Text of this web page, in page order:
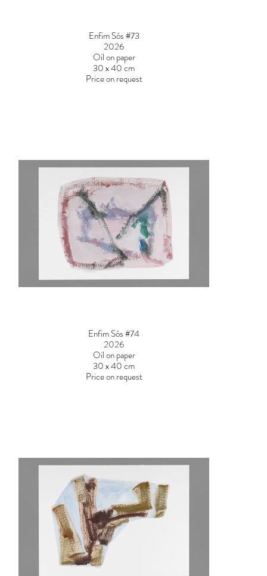
Enfim Sós #73
2026
Oil on paper
30 x 40 cm
Price on request
Enfim Sós #74
2026
Oil on paper
30 x 40 cm
Price on request